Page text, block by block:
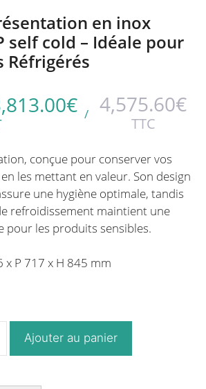
en inox
self cold – Idéale pour
Réfrigérés
€ / 4,575.60€
TTC
conçue pour conserver vos
les mettant en valeur. Son design
une hygiène optimale, tandis
refroidissement maintient une
pour les produits sensibles.
x P 717 x H 845 mm
quantité
Ajouter au panier